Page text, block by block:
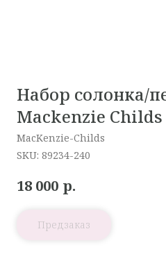
Набор солонка/
Mackenzie Childs
MacKenzie-Childs
SKU: 89234-240
18 000 р.